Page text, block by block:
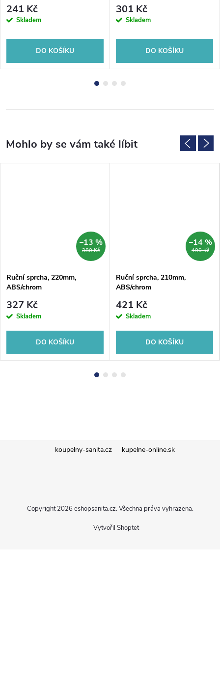
241 Kč
Skladem
DO KOŠÍKU
301 Kč
Skladem
DO KOŠÍKU
380 Kč
–13 %
Ruční sprcha, 220mm,
ABS/chrom
327 Kč
Skladem
DO KOŠÍKU
490 Kč
–14 %
Ruční sprcha, 210mm,
ABS/chrom
421 Kč
Skladem
DO KOŠÍKU
koupelny-sanita.cz kupelne-online.sk
Vytvořil Shoptet
Copyright 2026 eshopsanita.cz. Všechna práva vyhrazena.